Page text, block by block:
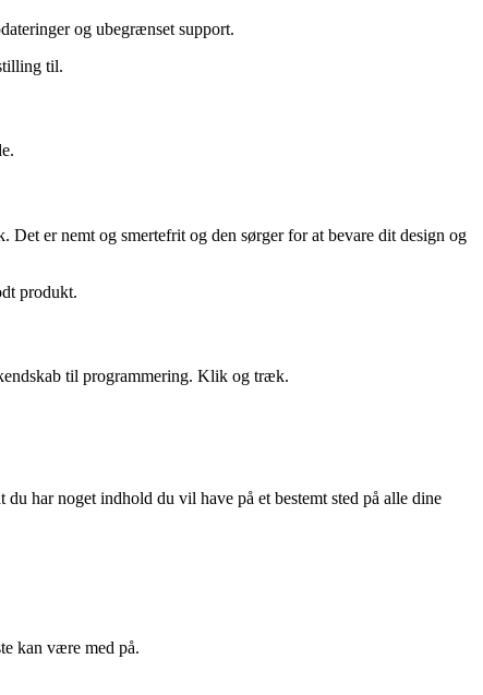
og ubegrænset support.
til.
Det er nemt og smertefrit og den sørger for at bevare dit design og
produkt.
til programmering. Klik og træk.
har noget indhold du vil have på et bestemt sted på alle dine
kan være med på.